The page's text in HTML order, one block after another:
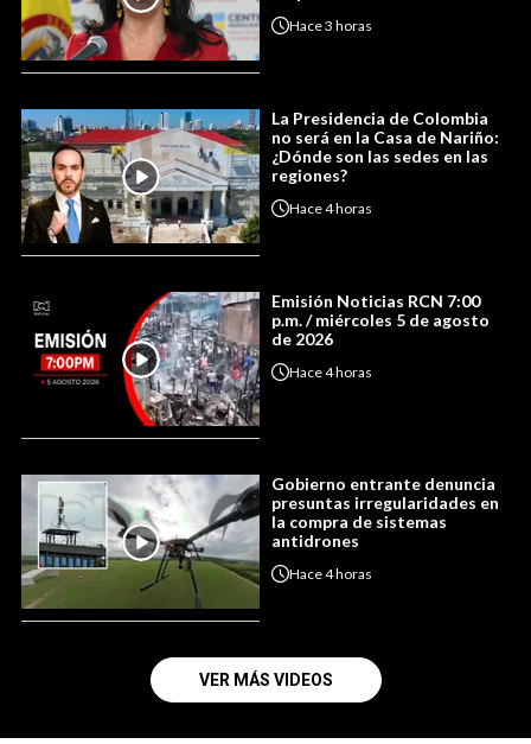
Hace3 horas
La Presidencia de Colombia
no será en la Casa de Nariño:
¿Dónde son las sedes en las
regiones?
Hace4 horas
Emisión Noticias RCN 7:00
p.m. / miércoles 5 de agosto
de 2026
Hace4 horas
Gobierno entrante denuncia
presuntas irregularidades en
la compra de sistemas
antidrones
Hace4 horas
VER MÁS VIDEOS